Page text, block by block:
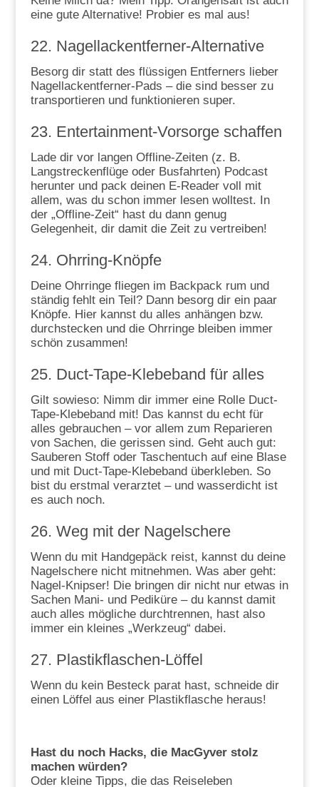
eine gute Alternative! Probier es mal aus!
22. Nagellackentferner-Alternative
Besorg dir statt des flüssigen Entferners lieber
Nagellackentferner-Pads – die sind besser zu
transportieren und funktionieren super.
23. Entertainment-Vorsorge schaffen
Lade dir vor langen Offline-Zeiten (z. B.
Langstreckenflüge oder Busfahrten) Podcast
herunter und pack deinen E-Reader voll mit
allem, was du schon immer lesen wolltest. In
der „Offline-Zeit“ hast du dann genug
Gelegenheit, dir damit die Zeit zu vertreiben!
24. Ohrring-Knöpfe
Deine Ohrringe fliegen im Backpack rum und
ständig fehlt ein Teil? Dann besorg dir ein paar
Knöpfe. Hier kannst du alles anhängen bzw.
durchstecken und die Ohrringe bleiben immer
schön zusammen!
25. Duct-Tape-Klebeband für alles
Gilt sowieso: Nimm dir immer eine Rolle Duct-
Tape-Klebeband mit! Das kannst du echt für
alles gebrauchen – vor allem zum Reparieren
von Sachen, die gerissen sind. Geht auch gut:
Sauberen Stoff oder Taschentuch auf eine Blase
und mit Duct-Tape-Klebeband überkleben. So
bist du erstmal verarztet – und wasserdicht ist
es auch noch.
26. Weg mit der Nagelschere
Wenn du mit Handgepäck reist, kannst du deine
Nagelschere nicht mitnehmen. Was aber geht:
Nagel-Knipser! Die bringen dir nicht nur etwas in
Sachen Mani- und Pediküre – du kannst damit
auch alles mögliche durchtrennen, hast also
immer ein kleines „Werkzeug“ dabei.
27. Plastikflaschen-Löffel
Wenn du kein Besteck parat hast, schneide dir
einen Löffel aus einer Plastikflasche heraus!
Hast du noch Hacks, die MacGyver stolz
machen würden?
Oder kleine Tipps, die das Reiseleben